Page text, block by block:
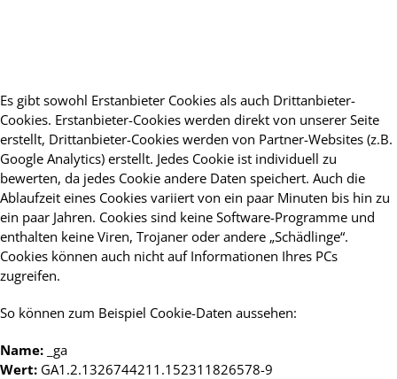
Es gibt sowohl Erstanbieter Cookies als auch Drittanbieter-
Cookies. Erstanbieter-Cookies werden direkt von unserer Seite
erstellt, Drittanbieter-Cookies werden von Partner-Websites (z.B.
Google Analytics) erstellt. Jedes Cookie ist individuell zu
bewerten, da jedes Cookie andere Daten speichert. Auch die
Ablaufzeit eines Cookies variiert von ein paar Minuten bis hin zu
ein paar Jahren. Cookies sind keine Software-Programme und
enthalten keine Viren, Trojaner oder andere „Schädlinge“.
Cookies können auch nicht auf Informationen Ihres PCs
zugreifen.
So können zum Beispiel Cookie-Daten aussehen:
Name: _ga
Wert: GA1.2.1326744211.152311826578-9